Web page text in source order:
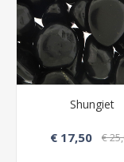
Shungiet
€ 17,50 €